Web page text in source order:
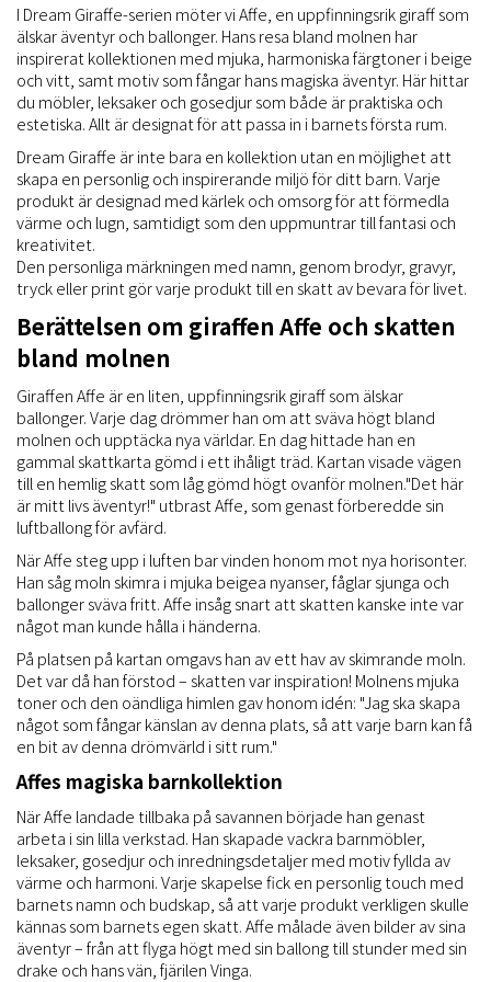
I Dream Giraffe-serien möter vi Affe, en uppfinningsrik giraff som
älskar äventyr och ballonger. Hans resa bland molnen har
inspirerat kollektionen med mjuka, harmoniska färgtoner i beige
och vitt, samt motiv som fångar hans magiska äventyr. Här hittar
du möbler, leksaker och gosedjur som både är praktiska och
estetiska. Allt är designat för att passa in i barnets första rum.
Dream Giraffe är inte bara en kollektion utan en möjlighet att
skapa en personlig och inspirerande miljö för ditt barn. Varje
produkt är designad med kärlek och omsorg för att förmedla
värme och lugn, samtidigt som den uppmuntrar till fantasi och
kreativitet.
Den personliga märkningen med namn, genom brodyr, gravyr,
tryck eller print gör varje produkt till en skatt av bevara för livet.
Berättelsen om giraffen Affe och skatten
bland molnen
Giraffen Affe är en liten, uppfinningsrik giraff som älskar
ballonger. Varje dag drömmer han om att sväva högt bland
molnen och upptäcka nya världar. En dag hittade han en
gammal skattkarta gömd i ett ihåligt träd. Kartan visade vägen
till en hemlig skatt som låg gömd högt ovanför molnen."Det här
är mitt livs äventyr!" utbrast Affe, som genast förberedde sin
luftballong för avfärd.
När Affe steg upp i luften bar vinden honom mot nya horisonter.
Han såg moln skimra i mjuka beigea nyanser, fåglar sjunga och
ballonger sväva fritt. Affe insåg snart att skatten kanske inte var
något man kunde hålla i händerna.
På platsen på kartan omgavs han av ett hav av skimrande moln.
Det var då han förstod – skatten var inspiration! Molnens mjuka
toner och den oändliga himlen gav honom idén: "Jag ska skapa
något som fångar känslan av denna plats, så att varje barn kan få
en bit av denna drömvärld i sitt rum."
Affes magiska barnkollektion
När Affe landade tillbaka på savannen började han genast
arbeta i sin lilla verkstad. Han skapade vackra barnmöbler,
leksaker, gosedjur och inredningsdetaljer med motiv fyllda av
värme och harmoni. Varje skapelse fick en personlig touch med
barnets namn och budskap, så att varje produkt verkligen skulle
kännas som barnets egen skatt. Affe målade även bilder av sina
äventyr – från att flyga högt med sin ballong till stunder med sin
drake och hans vän, fjärilen Vinga.